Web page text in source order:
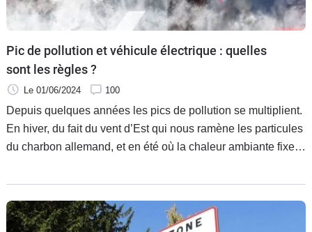
Flottes
Auto
Services
Forum
Moto
Pic de pollution et véhicule électrique : quelles
sont les règles ?
Le 01/06/2024 100
Depuis quelques années les pics de pollution se multiplient.
En hiver, du fait du vent d’Est qui nous ramène les particules
du charbon allemand, et en été où la chaleur ambiante fixe
restrictions de circulation incessantes. Mais qu’en est-il pour
les véhicules électriques qui, potentiellement, ne polluent
pas ?